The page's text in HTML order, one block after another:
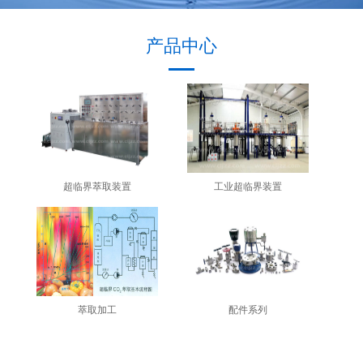
产品中心
超临界萃取装置 工业超临界装置
萃取加工 配件系列